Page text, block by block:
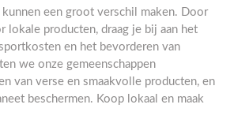
kunnen een groot verschil maken. Door
lokale producten, draag je bij aan het
en het bevorderen van
we onze gemeenschappen
van verse en smaakvolle producten, en
beschermen. Koop lokaal en maak